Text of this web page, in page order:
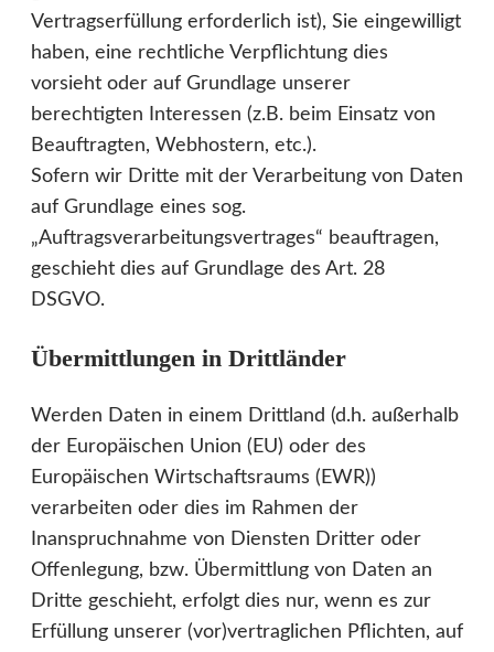
Vertragserfüllung erforderlich ist), Sie eingewilligt
haben, eine rechtliche Verpflichtung dies
vorsieht oder auf Grundlage unserer
berechtigten Interessen (z.B. beim Einsatz von
Beauftragten, Webhostern, etc.).
Sofern wir Dritte mit der Verarbeitung von Daten
auf Grundlage eines sog.
„Auftragsverarbeitungsvertrages“ beauftragen,
geschieht dies auf Grundlage des Art. 28
DSGVO.
Übermittlungen in Drittländer
Werden Daten in einem Drittland (d.h. außerhalb
der Europäischen Union (EU) oder des
Europäischen Wirtschaftsraums (EWR))
verarbeiten oder dies im Rahmen der
Inanspruchnahme von Diensten Dritter oder
Offenlegung, bzw. Übermittlung von Daten an
Dritte geschieht, erfolgt dies nur, wenn es zur
Erfüllung unserer (vor)vertraglichen Pflichten, auf